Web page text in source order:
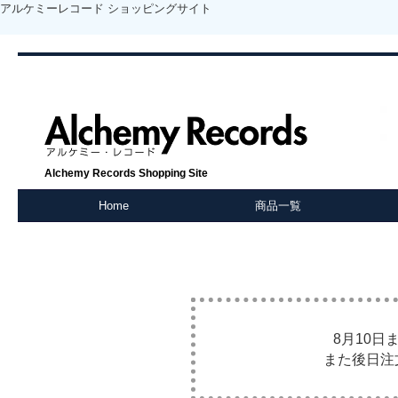
アルケミーレコード ショッピングサイト
Alchemy Records Shopping Site
Home 商品一覧
8月10日
また後日